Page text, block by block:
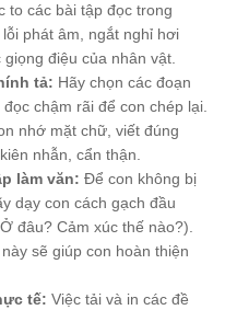
to các bài tập đọc trong
phát âm, ngắt nghỉ hơi
điệu của nhân vật.
tả: Hãy chọn các đoạn
chậm rãi để con chép lại.
nhớ mặt chữ, viết đúng
nhẫn, cẩn thận.
làm văn: Để con không bị
dạy con cách gạch đầu
đâu? Cảm xúc thế nào?).
sẽ giúp con hoàn thiện
tế: Việc tải và in các đề